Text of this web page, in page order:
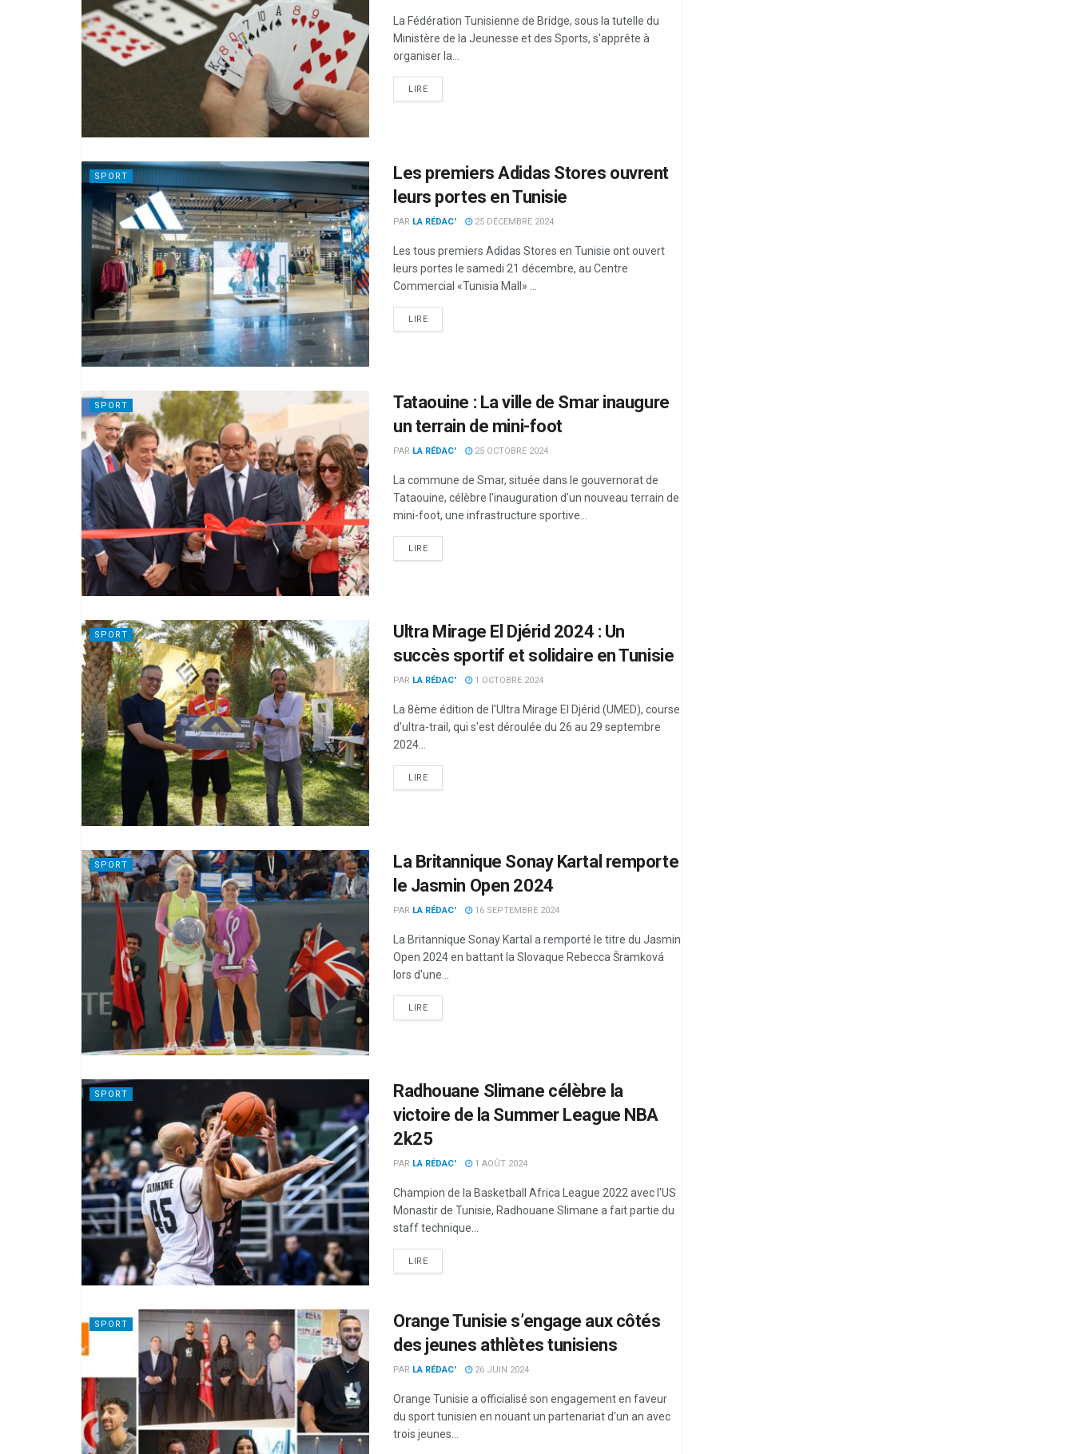
La Fédération Tunisienne de Bridge, sous la tutelle du
Ministère de la Jeunesse et des Sports, s'apprête à
organiser la...
LIRE
SPORT
Les premiers Adidas Stores ouvrent
leurs portes en Tunisie
PAR LA RÉDAC' 25 DÉCEMBRE 2024
Les tous premiers Adidas Stores en Tunisie ont ouvert
leurs portes le samedi 21 décembre, au Centre
Commercial «Tunisia Mall» ...
LIRE
SPORT
Tataouine : La ville de Smar inaugure
un terrain de mini-foot
PAR LA RÉDAC' 25 OCTOBRE 2024
La commune de Smar, située dans le gouvernorat de
Tataouine, célèbre l'inauguration d'un nouveau terrain de
mini-foot, une infrastructure sportive...
LIRE
SPORT
Ultra Mirage El Djérid 2024 : Un
succès sportif et solidaire en Tunisie
PAR LA RÉDAC' 1 OCTOBRE 2024
La 8ème édition de l'Ultra Mirage El Djérid (UMED), course
d'ultra-trail, qui s'est déroulée du 26 au 29 septembre
2024...
LIRE
SPORT
La Britannique Sonay Kartal remporte
le Jasmin Open 2024
PAR LA RÉDAC' 16 SEPTEMBRE 2024
La Britannique Sonay Kartal a remporté le titre du Jasmin
Open 2024 en battant la Slovaque Rebecca Šramková
lors d'une...
LIRE
SPORT
Radhouane Slimane célèbre la
victoire de la Summer League NBA
2k25
PAR LA RÉDAC' 1 AOÛT 2024
Champion de la Basketball Africa League 2022 avec l'US
Monastir de Tunisie, Radhouane Slimane a fait partie du
staff technique...
LIRE
SPORT
Orange Tunisie s’engage aux côtés
des jeunes athlètes tunisiens
PAR LA RÉDAC' 26 JUIN 2024
Orange Tunisie a officialisé son engagement en faveur
du sport tunisien en nouant un partenariat d'un an avec
trois jeunes...